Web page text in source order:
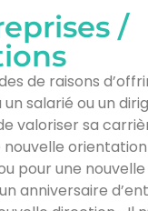
/
de raisons
salarié ou un
valoriser sa
pour une
anniversaire